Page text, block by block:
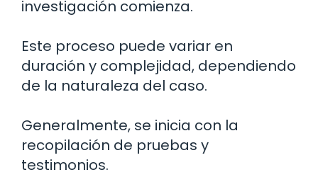
investigación comienza.
Este proceso puede variar en
duración y complejidad, dependiendo
de la naturaleza del caso.
Generalmente, se inicia con la
recopilación de pruebas y
testimonios.